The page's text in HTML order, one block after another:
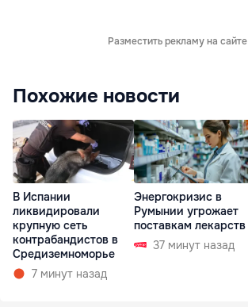
Разместить рекламу на сайте
Похожие новости
В Испании
ликвидировали
крупную сеть
контрабандистов в
Средиземноморье
7 минут назад
Энергокризис в
Румынии угрожает
поставкам лекарств
37 минут назад